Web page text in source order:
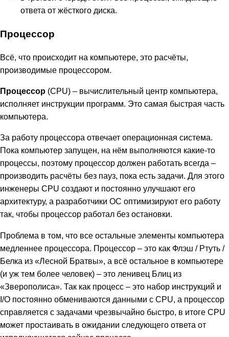
ответа от жёсткого диска.
Процессор
Всё, что происходит на компьютере, это расчёты,
производимые процессором.
Процессор (CPU) – вычислительный центр компьютера,
исполняет инструкции программ. Это самая быстрая часть
компьютера.
За работу процессора отвечает операционная система.
Пока компьютер запущен, на нём выполняются какие-то
процессы, поэтому процессор должен работать всегда –
производить расчёты без пауз, пока есть задачи. Для этого
инженеры CPU создают и постоянно улучшают его
архитектуру, а разработчики ОС оптимизируют его работу
так, чтобы процессор работал без остановки.
Проблема в том, что все остальные элементы компьютера
медленнее процессора. Процессор – это как Флэш / Ртуть /
Белка из «Лесной Братвы», а всё остальное в компьютере
(и уж тем более человек) – это ленивец Блиц из
«Зверополиса». Так как процесс – это набор инструкций и
I/O постоянно обмениваются данными с CPU, а процессор
справляется с задачами чрезвычайно быстро, в итоге CPU
может простаивать в ожидании следующего ответа от